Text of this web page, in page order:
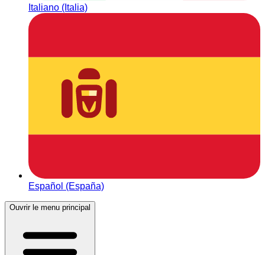
Italiano (Italia)
Español (España)
Ouvrir le menu principal